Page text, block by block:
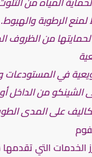
لمنع الرطوبة والهبوط.
من الظروف
في المستودعات
من الداخل
على المدى
التي